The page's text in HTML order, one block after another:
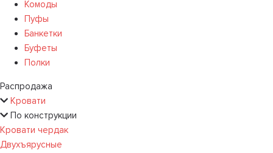
Комоды
Пуфы
Банкетки
Буфеты
Полки
Распродажа
Кровати
По конструкции
Кровати чердак
Двухъярусные